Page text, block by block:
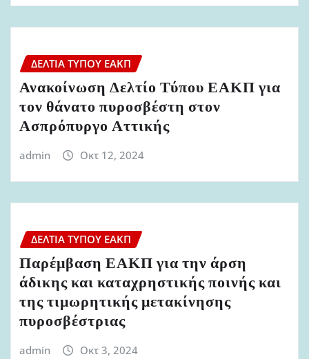
ΔΕΛΤΊΑ ΤΎΠΟΥ ΕΑΚΠ
Ανακοίνωση Δελτίο Τύπου ΕΑΚΠ για
τον θάνατο πυροσβέστη στον
Ασπρόπυργο Αττικής
admin Οκτ 12, 2024
ΔΕΛΤΊΑ ΤΎΠΟΥ ΕΑΚΠ
Παρέμβαση ΕΑΚΠ για την άρση
άδικης και καταχρηστικής ποινής και
της τιμωρητικής μετακίνησης
πυροσβέστριας
admin Οκτ 3, 2024